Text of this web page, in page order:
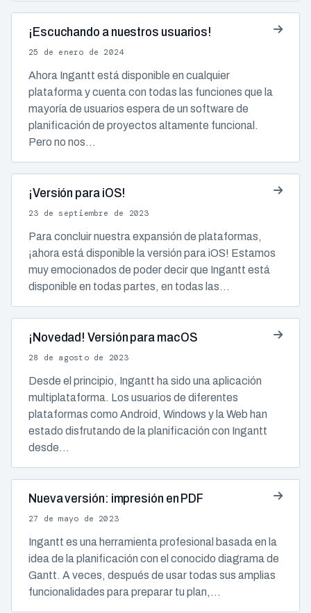
¡Escuchando a nuestros usuarios!
25 de enero de 2024
Ahora Ingantt está disponible en cualquier
plataforma y cuenta con todas las funciones que la
mayoría de usuarios espera de un software de
planificación de proyectos altamente funcional.
Pero no nos…
¡Versión para iOS!
23 de septiembre de 2023
Para concluir nuestra expansión de plataformas,
¡ahora está disponible la versión para iOS! Estamos
muy emocionados de poder decir que Ingantt está
disponible en todas partes, en todas las…
¡Novedad! Versión para macOS
28 de agosto de 2023
Desde el principio, Ingantt ha sido una aplicación
multiplataforma. Los usuarios de diferentes
plataformas como Android, Windows y la Web han
estado disfrutando de la planificación con Ingantt
desde…
Nueva versión: impresión en PDF
27 de mayo de 2023
Ingantt es una herramienta profesional basada en la
idea de la planificación con el conocido diagrama de
Gantt. A veces, después de usar todas sus amplias
funcionalidades para preparar tu plan,…